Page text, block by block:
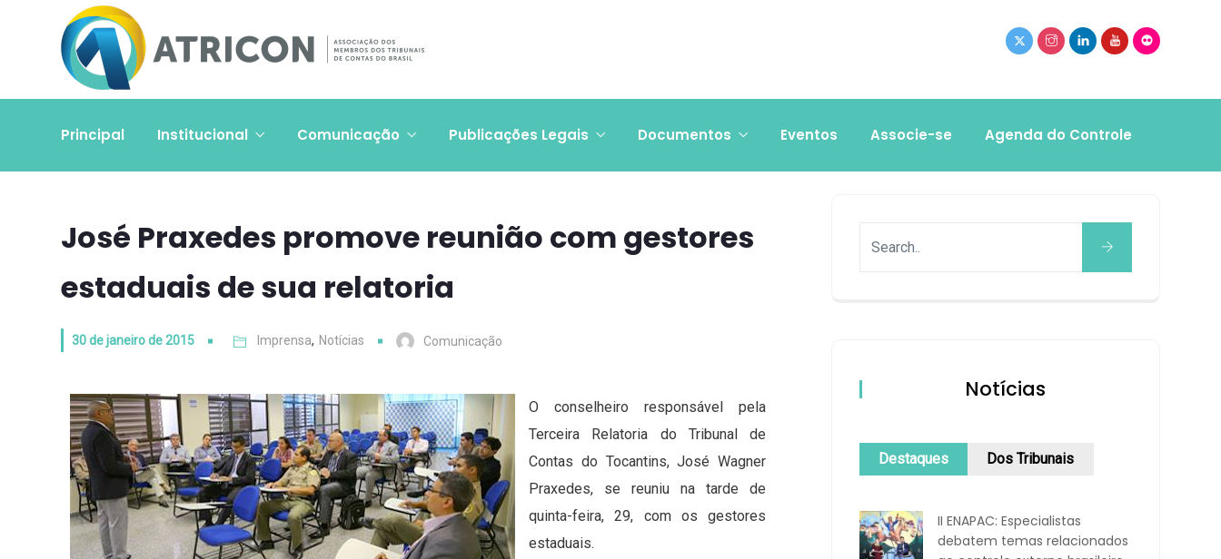
Principal Institucional Comunicação Publicações Legais Documentos Eventos Associe-se Agenda do Controle
José Praxedes promove reunião com gestores
estaduais de sua relatoria
30 de janeiro de 2015 Imprensa, Notícias Comunicação
O conselheiro responsável pela
Terceira Relatoria do Tribunal de
Contas do Tocantins, José Wagner
Praxedes, se reuniu na tarde de
quinta-feira, 29, com os gestores
estaduais.
Notícias
Destaques Dos Tribunais
II ENAPAC: Especialistas
debatem temas relacionados